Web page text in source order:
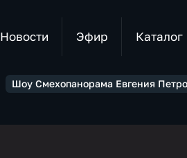
Новости Эфир Каталог
Шоу Смехопанорама Евгения